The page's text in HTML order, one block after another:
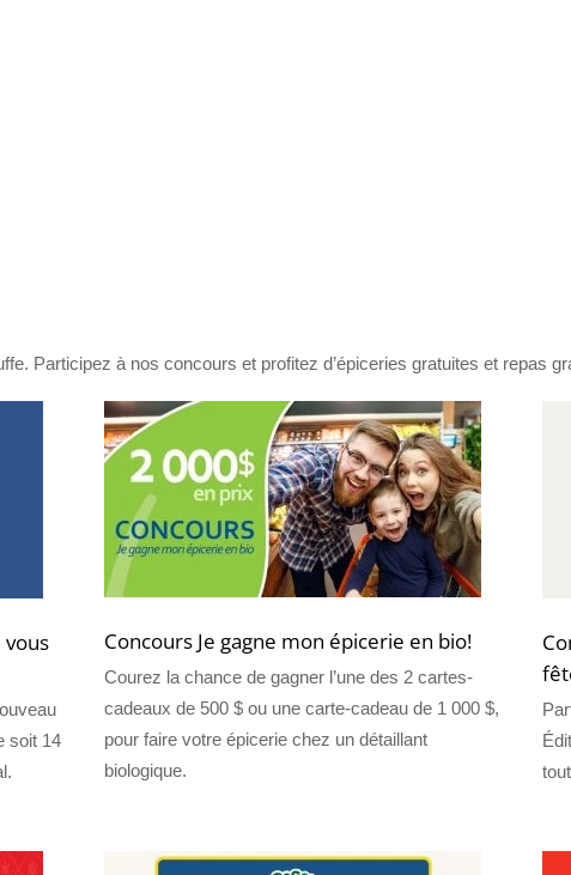
Participez à nos concours et profitez d’épiceries gratuites et repas
soit 14
Concours Je gagne mon épicerie en bio!
Courez la chance de gagner l’une des 2 cartes-
cadeaux de 500 $ ou une carte-cadeau de 1 000 $,
pour faire votre épicerie chez un détaillant
biologique.